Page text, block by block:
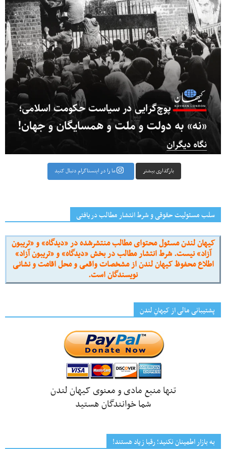
بارگذاری بیشتر ما را در اینستاگرام دنبال کنید
سلب مسئولیت حقوقی و شرط انتشار مطالب دریافتی
کیهان لندن مسئول محتوای مطالب منتشرشده در «دیدگاه» و «تریبون
آزاد» نیست. شرط انتشار مطالب در بخش «دیدگاه» و «تریبون آزاد»
اطلاع محفوظ کیهان لندن از مشخصات واقعی و محل اقامت و نشانی
نویسندگان است.
پشتیبانی مالی از کیهانِ لندن
تنها منبع مادی و معنوی کیهان لندن
شما خوانندگان هستید
به بازار اطمینان نکنید؛ رقبا زیاد هستند!